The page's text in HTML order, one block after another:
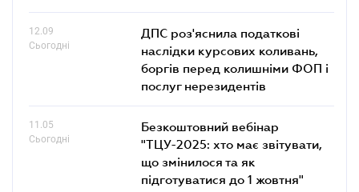
12.09
Сьогодні
ДПС роз'яснила податкові
наслідки курсових коливань,
боргів перед колишніми ФОП і
послуг нерезидентів
11.05
Сьогодні
Безкоштовний вебінар
"ТЦУ-2025: хто має звітувати,
що змінилося та як
підготуватися до 1 жовтня"